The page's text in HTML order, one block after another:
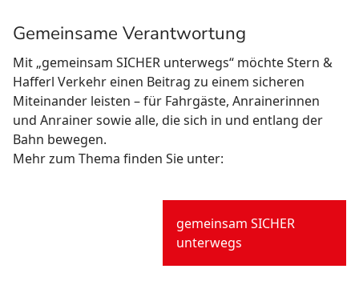
Gemeinsame Verantwortung
Mit „gemeinsam SICHER unterwegs“ möchte Stern &
Hafferl Verkehr einen Beitrag zu einem sicheren
Miteinander leisten – für Fahrgäste, Anrainerinnen
und Anrainer sowie alle, die sich in und entlang der
Bahn bewegen.
Mehr zum Thema finden Sie unter:
gemeinsam SICHER
unterwegs